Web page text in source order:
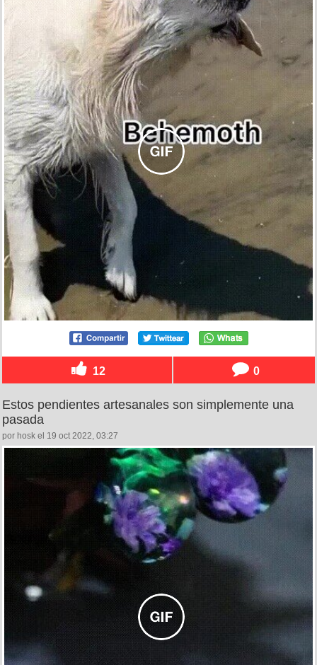
12 0
Estos pendientes artesanales son simplemente una
pasada
por hosk el 19 oct 2022, 03:27